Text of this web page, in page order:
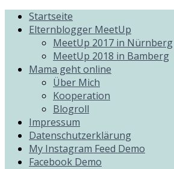
Startseite
Elternblogger MeetUp
MeetUp 2017 in Nürnberg
MeetUp 2018 in Bamberg
Mama geht online
Über Mich
Kooperation
Blogroll
Impressum
Datenschutzerklärung
My Instagram Feed Demo
Facebook Demo